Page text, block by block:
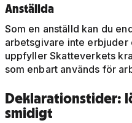
Anställda
Som en anställd kan du
arbetsgivare inte erbjuder
uppfyller Skatteverkets
som enbart används för
Deklarationstider:
smidigt